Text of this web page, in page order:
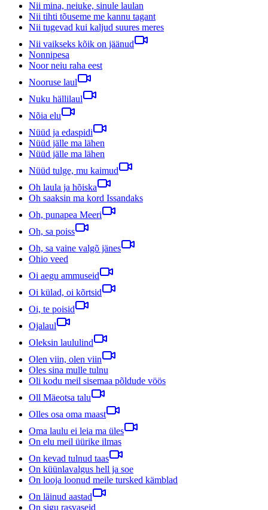
Nii mina, neiuke, sinule laulan
Nii tihti tõuseme me kannu tagant
Nii tugevad kui kaljud suures meres
Nii vaikseks kõik on jäänud
Nonnipesa
Noor neiu raha eest
Nooruse laul
Nuku hällilaul
Nõia elu
Nüüd ja edaspidi
Nüüd jälle ma lähen
Nüüd jälle ma lähen
Nüüd tulge, mu kaimud
Oh laula ja hõiska
Oh saaksin ma kord Issandaks
Oh, punapea Meeri
Oh, sa poiss
Oh, sa vaine valgõ jänes
Ohio veed
Oi aegu ammuseid
Oi külad, oi kõrtsid
Oi, te poisid
Ojalaul
Oleksin laululind
Olen viin, olen viin
Oles sina mulle tulnu
Oli kodu meil sisemaa põldude vöös
Oll Mäeotsa talu
Olles osa oma maast
Oma laulu ei leia ma üles
On elu meil üürike ilmas
On kevad tulnud taas
On küünlavalgus hell ja soe
On looja loonud meile tursked kämblad
On läinud aastad
On sigu rasvaseid